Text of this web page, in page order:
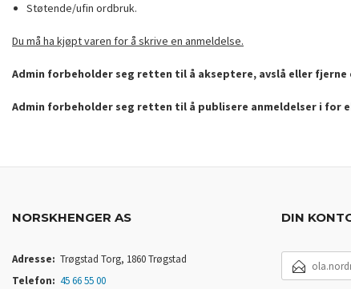
Støtende/ufin ordbruk.
Du må ha kjøpt varen for å skrive en anmeldelse.
Admin forbeholder seg retten til å akseptere, avslå eller
Admin forbeholder seg retten til å publisere anmeldelser i for
NORSKHENGER AS
Adresse: Trøgstad Torg, 1860 Trøgstad
Telefon: 45 66 55 00
DIN